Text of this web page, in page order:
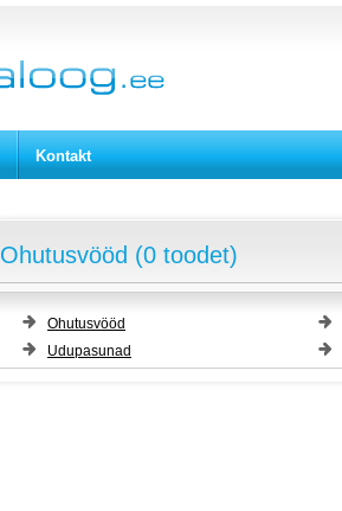
Kontakt
Ohutusvööd (0 toodet)
Ohutusvööd
Udupasunad